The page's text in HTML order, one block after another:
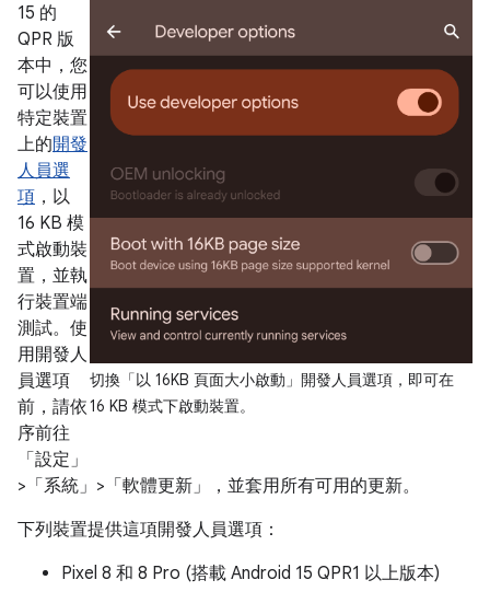
切換「以 16KB 頁面大小啟動」 開發人員選項，即可在
16 KB 模式下啟動裝置。
15 的
QPR 版
本中，您
可以使用
特定裝置
上的開發
人員選
項 ，以
16 KB 模
式啟動裝
置，並執
行裝置端
測試。使
用開發人
員選項
前，請依
序前往
「設定」
>「系統」>「軟體更新」
，並套用所有可用的更新。
下列裝置提供這項開發人員選項：
Pixel 8 和 8 Pro (搭載 Android 15 QPR1 以上版本)